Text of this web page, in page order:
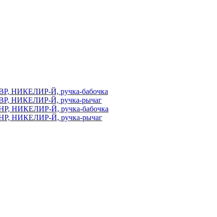
НИКЕЛИР-Й, ручка-бабочка
НИКЕЛИР-Й, ручка-рычаг
НИКЕЛИР-Й, ручка-бабочка
НИКЕЛИР-Й, ручка-рычаг